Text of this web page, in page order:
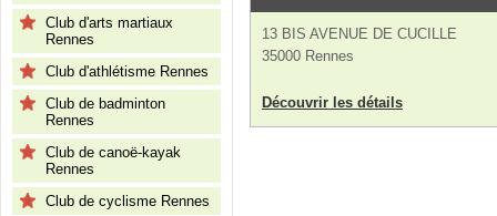
Club d'arts martiaux
Rennes
Club d'athlétisme Rennes
Club de badminton
Rennes
Club de canoë-kayak
Rennes
Club de cyclisme Rennes
13 BIS AVENUE DE CUCILLE
35000 Rennes
Découvrir les détails